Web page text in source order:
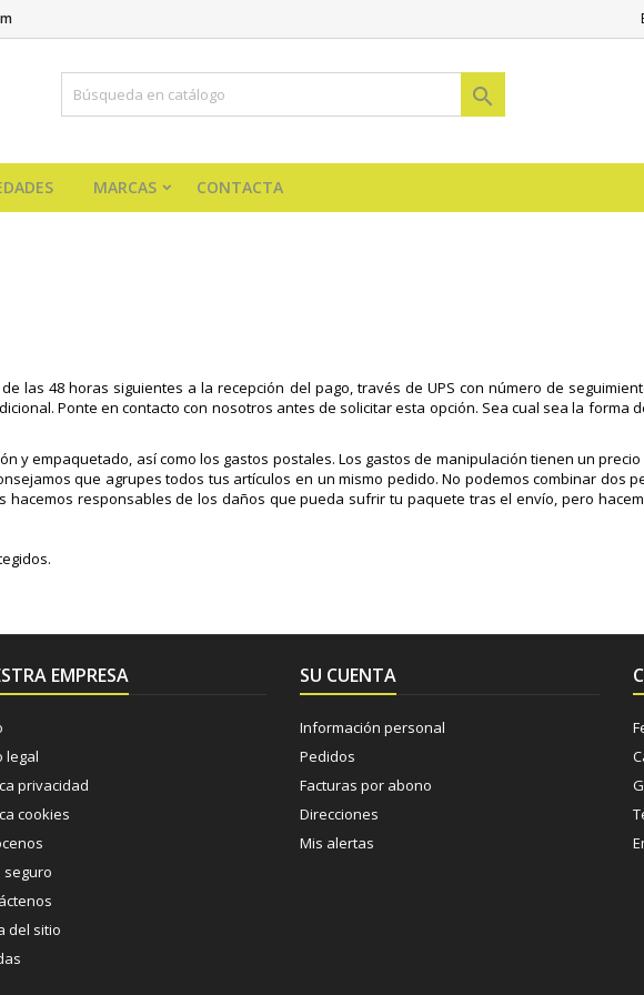

MARCAS CONTACTA
las 48 horas siguientes a la recepción del pago, través de UPS con número de
Ponte en contacto con nosotros antes de solicitar esta opción. Sea cual sea la forma
y empaquetado, así como los gastos postales. Los gastos de manipulación tienen un
que agrupes todos tus artículos en un mismo pedido. No podemos combinar dos
hacemos responsables de los daños que pueda sufrir tu paquete tras el envío, pero
EMPRESA
legal
privacidad
cookies
seguro
del sitio
SU CUENTA
Información personal
Pedidos
Facturas por abono
Direcciones
Mis alertas